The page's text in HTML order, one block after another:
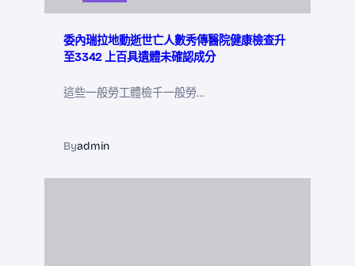
委內瑞拉地動逝世亡人數秀傳醫院健康檢查升
至3342 上百具遺體未確認成分
這些一般勞工體檢千一般勞…
Byadmin